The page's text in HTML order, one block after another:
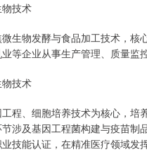
技术
生物发酵与食品加工技术，核
等企业从事生产管理、质量监
技术
程、细胞培养技术为核心，培
涉及基因工程菌构建与疫苗制
技能认证，在精准医疗领域发